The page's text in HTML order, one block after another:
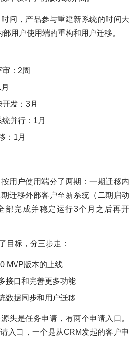
间，产品参与重建新系统的时间大
用户使用端的重构和用户迁移。
：2周
发：3月
并行：1月
：1月
用户使用端分了两期：一期迁移内
迁移外部客户至新系统（二期启动
部完成并稳定运行3个月之后再开
目标，分三步走：
MVP版本的上线
接口和完善更多功能
数据同步和用户迁移
头是任务申请，有两个申请入口。
入口，一个是从CRM发起的客户申